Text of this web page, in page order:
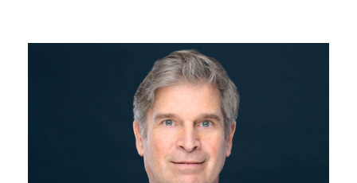
INVESTISSEURS
PORTE-DOCUMENTS
GREEN BUILDING